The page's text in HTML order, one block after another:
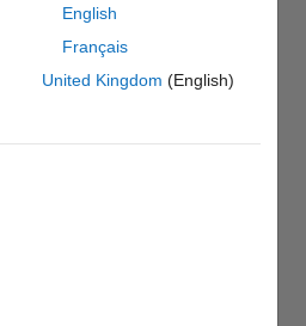
English
Français
United Kingdom (English)